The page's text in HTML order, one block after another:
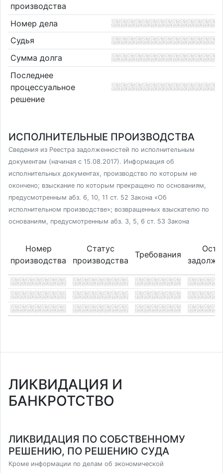
производства
Номер дела
Судья
Сумма долга
Последнее
процессуальное
решение
ИСПОЛНИТЕЛЬНЫЕ ПРОИЗВОДСТВА
Сведения из Реестра задолженностей по исполнительным
документам (начиная с 15.08.2017). Информация об
исполнительных документах, производство по которым не
окончено; взыскание по которым прекращено по основаниям,
предусмотренным абз. 6, 10, 11 ст. 52 Закона «Об
исполнительном производстве»; возвращенных взыскателю по
основаниям, предусмотренным абз. 3, 5, 6 ст. 53 Закона
Номер
производства
Статус
производства
Требования
ЛИКВИДАЦИЯ И
БАНКРОТСТВО
ЛИКВИДАЦИЯ ПО СОБСТВЕННОМУ
РЕШЕНИЮ, ПО РЕШЕНИЮ СУДА
Кроме информации по делам об экономической